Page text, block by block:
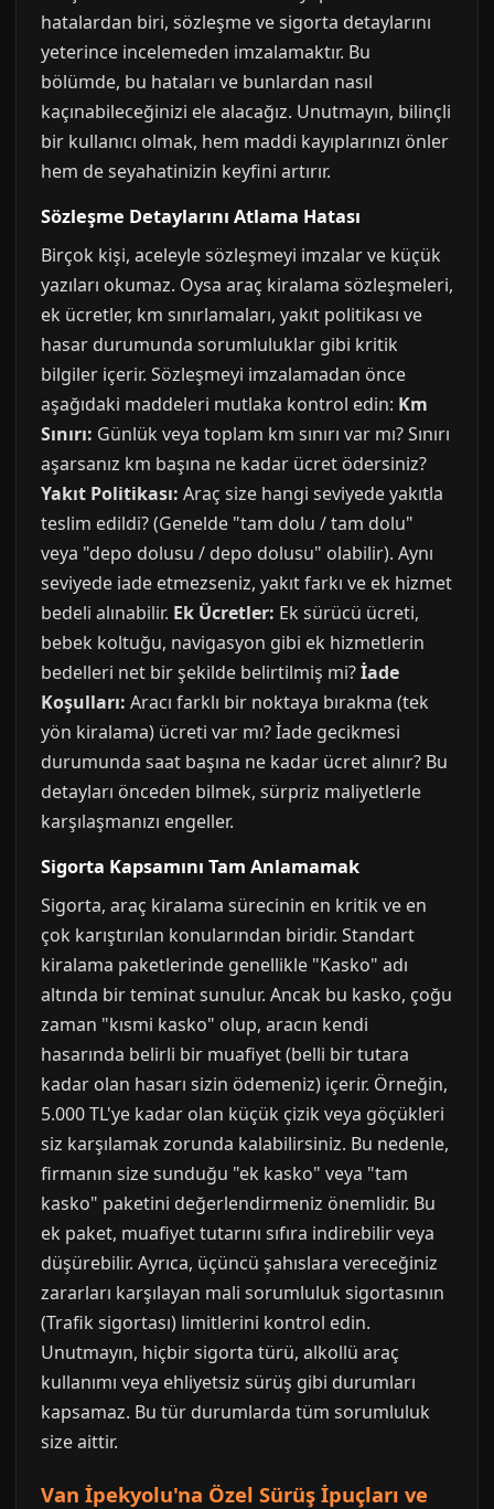
hatalardan biri, sözleşme ve sigorta detaylarını
yeterince incelemeden imzalamaktır. Bu
bölümde, bu hataları ve bunlardan nasıl
kaçınabileceğinizi ele alacağız. Unutmayın, bilinçli
bir kullanıcı olmak, hem maddi kayıplarınızı önler
hem de seyahatinizin keyfini artırır.
Sözleşme Detaylarını Atlama Hatası
Birçok kişi, aceleyle sözleşmeyi imzalar ve küçük
yazıları okumaz. Oysa araç kiralama sözleşmeleri,
ek ücretler, km sınırlamaları, yakıt politikası ve
hasar durumunda sorumluluklar gibi kritik
bilgiler içerir. Sözleşmeyi imzalamadan önce
aşağıdaki maddeleri mutlaka kontrol edin: Km
Sınırı: Günlük veya toplam km sınırı var mı? Sınırı
aşarsanız km başına ne kadar ücret ödersiniz?
Yakıt Politikası: Araç size hangi seviyede yakıtla
teslim edildi? (Genelde "tam dolu / tam dolu"
veya "depo dolusu / depo dolusu" olabilir). Aynı
seviyede iade etmezseniz, yakıt farkı ve ek hizmet
bedeli alınabilir. Ek Ücretler: Ek sürücü ücreti,
bebek koltuğu, navigasyon gibi ek hizmetlerin
bedelleri net bir şekilde belirtilmiş mi?İade
Koşulları: Aracı farklı bir noktaya bırakma (tek
yön kiralama) ücreti var mı? İade gecikmesi
durumunda saat başına ne kadar ücret alınır? Bu
detayları önceden bilmek, sürpriz maliyetlerle
karşılaşmanızı engeller.
Sigorta Kapsamını Tam Anlamamak
Sigorta, araç kiralama sürecinin en kritik ve en
çok karıştırılan konularından biridir. Standart
kiralama paketlerinde genellikle "Kasko" adı
altında bir teminat sunulur. Ancak bu kasko, çoğu
zaman "kısmi kasko" olup, aracın kendi
hasarında belirli bir muafiyet (belli bir tutara
kadar olan hasarı sizin ödemeniz) içerir. Örneğin,
5.000 TL'ye kadar olan küçük çizik veya göçükleri
siz karşılamak zorunda kalabilirsiniz. Bu nedenle,
firmanın size sunduğu "ek kasko" veya "tam
kasko" paketini değerlendirmeniz önemlidir. Bu
ek paket, muafiyet tutarını sıfıra indirebilir veya
düşürebilir. Ayrıca, üçüncü şahıslara vereceğiniz
zararları karşılayan mali sorumluluk sigortasının
(Trafik sigortası) limitlerini kontrol edin.
Unutmayın, hiçbir sigorta türü, alkollü araç
kullanımı veya ehliyetsiz sürüş gibi durumları
kapsamaz. Bu tür durumlarda tüm sorumluluk
size aittir.
Van İpekyolu'na Özel Sürüş İpuçları ve